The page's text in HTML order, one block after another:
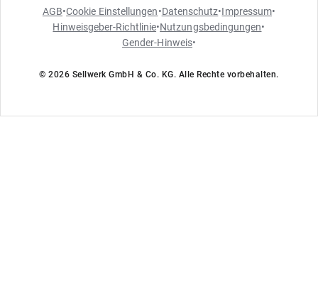
AGB•Cookie Einstellungen•Datenschutz•Impressum•
Hinweisgeber-Richtlinie•Nutzungsbedingungen•
Gender-Hinweis•
© 2026 Sellwerk GmbH & Co. KG. Alle Rechte vorbehalten.